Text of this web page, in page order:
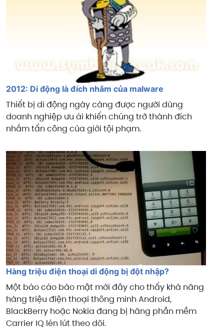
2012: Di động là đích nhắm của malware
Thiết bị di động ngày càng được người dùng
doanh nghiệp ưu ái khiến chúng trở thành đích
nhắm tấn công của giới tội phạm.
Hàng triệu điện thoại di động bị đột nhập?
Một báo cáo bảo mật mới đây cho thấy khả năng
hàng triệu điện thoại thông minh Android,
BlackBerry hoặc Nokia đang bị hãng phần mềm
Carrier IQ lén lút theo dõi.